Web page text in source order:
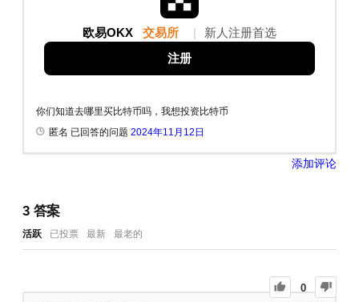
欧易OKX 交易所 新人注册首选
注册
你们知道去哪里买比特币吗，我想投资比特币
匿名 已回答的问题 2024年11月12日
添加评论
3答案
活跃 已投票 最新 最老的
0